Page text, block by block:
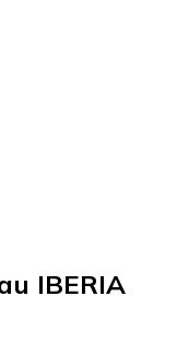
notre service
IBERIA